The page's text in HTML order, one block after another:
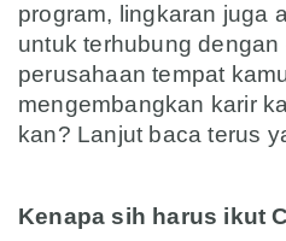
program, lingkaran juga
untuk terhubung
perusahaan tempat
mengembangkan karir
kan? Lanjut baca terus
Kenapa sih harus ikut